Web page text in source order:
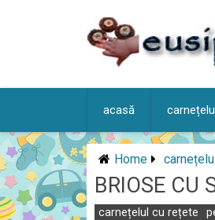
acasă
Home
BRIOSE CU
carnețelul cu rețete